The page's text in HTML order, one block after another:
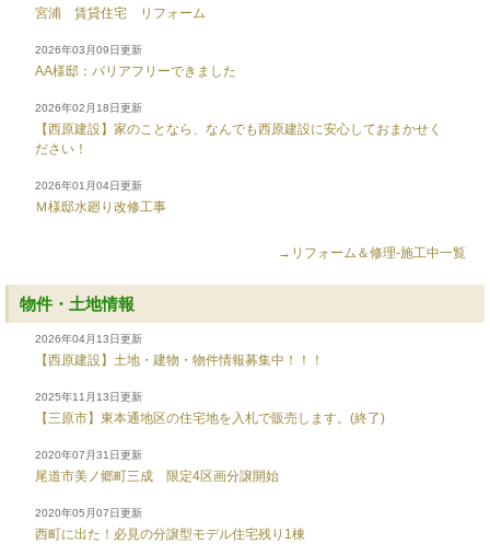
宮浦 賃貸住宅 リフォーム
2026年03月09日更新
AA様邸：バリアフリーできました
2026年02月18日更新
【西原建設】家のことなら、なんでも西原建設に安心しておまかせく
ださい！
2026年01月04日更新
Ｍ様邸水廻り改修工事
→リフォーム＆修理-施工中一覧
物件・土地情報
2026年04月13日更新
【西原建設】土地・建物・物件情報募集中！！！
2025年11月13日更新
【三原市】東本通地区の住宅地を入札で販売します。(終了)
2020年07月31日更新
尾道市美ノ郷町三成 限定4区画分譲開始
2020年05月07日更新
西町に出た！必見の分譲型モデル住宅残り1棟